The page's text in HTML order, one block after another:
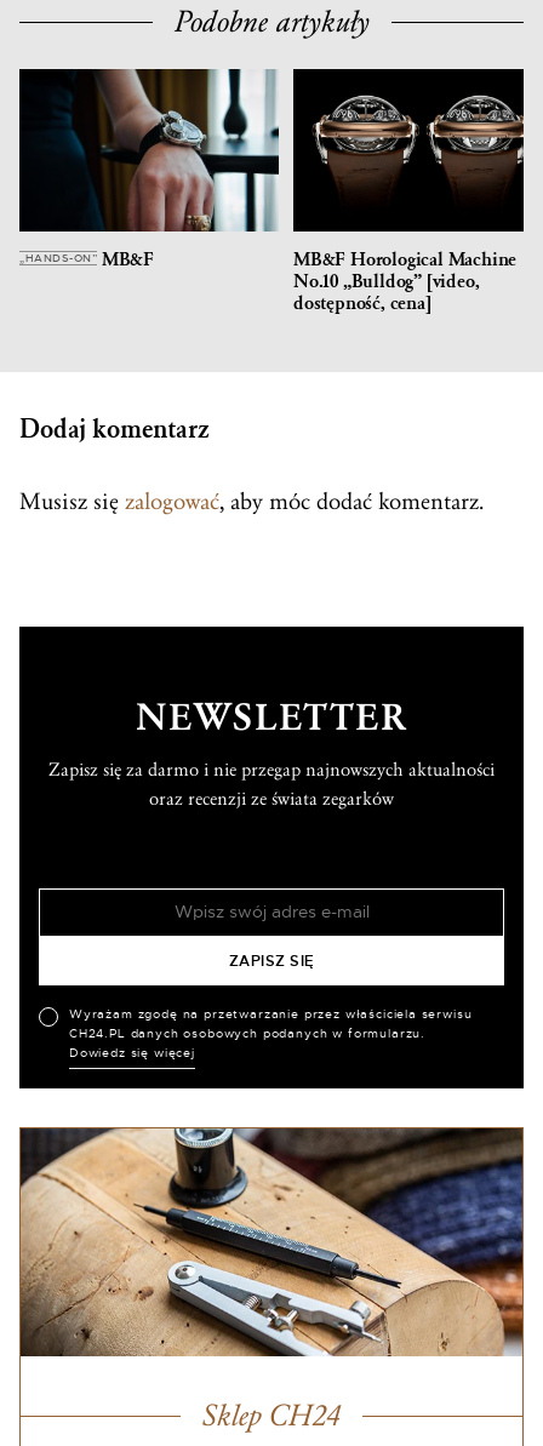
Podobne artykuły
„HANDS-ON” MB&F
MB&F Horological Machine
No.10 „Bulldog” [video,
dostępność, cena]
Dodaj komentarz
Musisz się zalogować, aby móc dodać komentarz.
NEWSLETTER
Zapisz się za darmo i nie przegap najnowszych aktualności
oraz recenzji ze świata zegarków
Wyrażam zgodę na przetwarzanie przez właściciela serwisu
CH24.PL danych osobowych podanych w formularzu.
Dowiedz się więcej
Sklep CH24